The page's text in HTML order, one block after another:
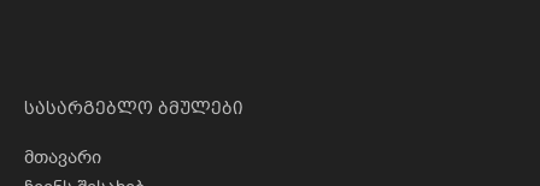
სასარგებლო ბმულები
მთავარი